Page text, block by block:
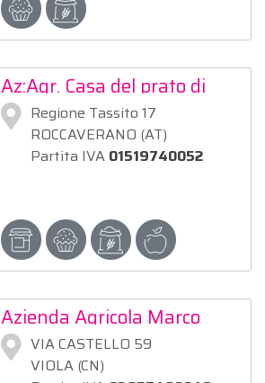
Az:Agr. Casa del prato di
Bonetti Rolanda
Regione Tassito 17
ROCCAVERANO (AT)
Partita IVA 01519740052
Azienda Agricola Marco
Bozzolo
VIA CASTELLO 59
VIOLA (CN)